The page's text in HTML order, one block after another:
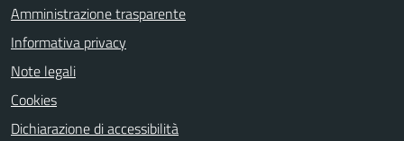
Amministrazione trasparente
Informativa privacy
Note legali
Cookies
Dichiarazione di accessibilità